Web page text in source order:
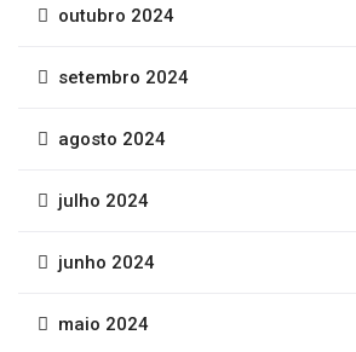
outubro 2024
setembro 2024
agosto 2024
julho 2024
junho 2024
maio 2024